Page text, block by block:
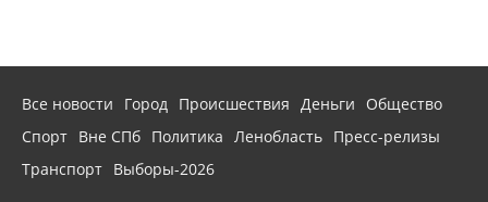
Все новости Город Происшествия Деньги
Общество
Спорт Вне СПб Политика Ленобласть Пресс-релизы
Транспорт Выборы-2026